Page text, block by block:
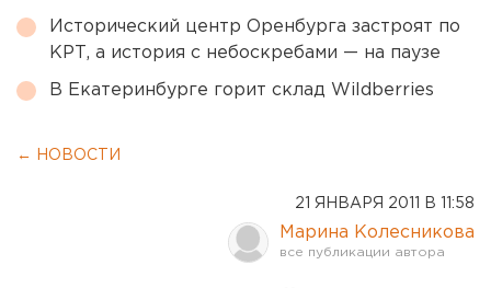
Исторический центр Оренбурга застроят по
КРТ, а история с небоскребами — на паузе
В Екатеринбурге горит склад Wildberries
← НОВОСТИ
21 ЯНВАРЯ 2011 В 11:58
Марина Колесникова